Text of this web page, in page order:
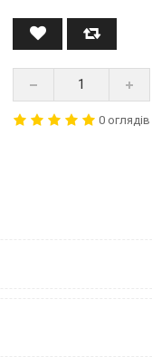
0 оглядів